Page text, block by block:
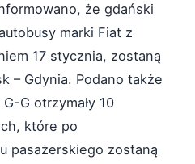
że gdański
marki Fiat z
17 stycznia, zostaną
– Gdynia. Podano także
G otrzymały 10
które po
pasażerskiego zostaną